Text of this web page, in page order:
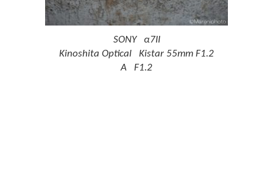
SONY α7II
Kinoshita Optical Kistar 55mm F1.2
A F1.2